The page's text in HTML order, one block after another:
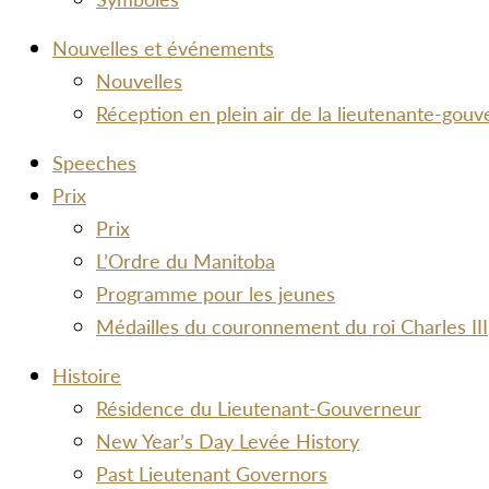
Nouvelles et événements
Nouvelles
Réception en plein air de la lieutenante-
Speeches
Prix
Prix
L’Ordre du Manitoba
Programme pour les jeunes
Médailles du couronnement du roi Charles III
Histoire
Résidence du Lieutenant-Gouverneur
New Year’s Day Levée History
Past Lieutenant Governors